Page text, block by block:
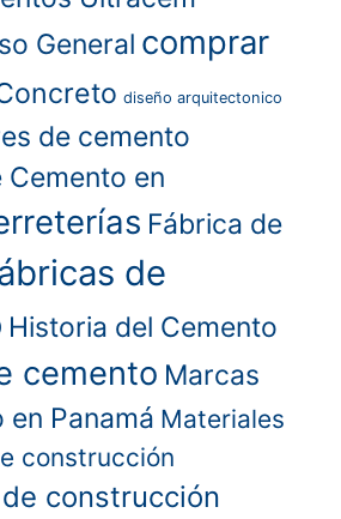
General comprar
diseño arquitectonico
de cemento
Cemento en
Fábrica de
de
Historia del Cemento
cemento Marcas
Panamá Materiales
construcción
construcción